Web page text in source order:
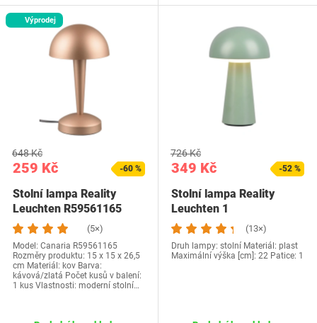
Výprodej
259 Kč
648 Kč
-60 %
Stolní lampa Reality
Leuchten R59561165
(5×)
Model: Canaria R59561165
Rozměry produktu: 15 x 15 x 26,5
cm Materiál: kov Barva:
kávová/zlatá Počet kusů v balení:
1 kus Vlastnosti: moderní stolní…
349 Kč
726 Kč
-52 %
Stolní lampa Reality
Leuchten 1
(13×)
Druh lampy: stolní Materiál: plast
Maximální výška [cm]: 22 Patice: 1